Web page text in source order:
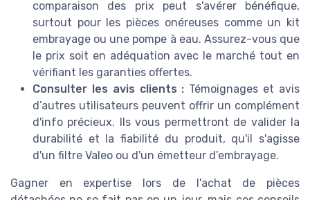
comparaison des prix peut s'avérer bénéfique,
surtout pour les pièces onéreuses comme un kit
embrayage ou une pompe à eau. Assurez-vous que
le prix soit en adéquation avec le marché tout en
vérifiant les garanties offertes.
Consulter les avis clients : Témoignages et avis
d’autres utilisateurs peuvent offrir un complément
d'info précieux. Ils vous permettront de valider la
durabilité et la fiabilité du produit, qu'il s'agisse
d'un filtre Valeo ou d'un émetteur d’embrayage.
Gagner en expertise lors de l'achat de pièces